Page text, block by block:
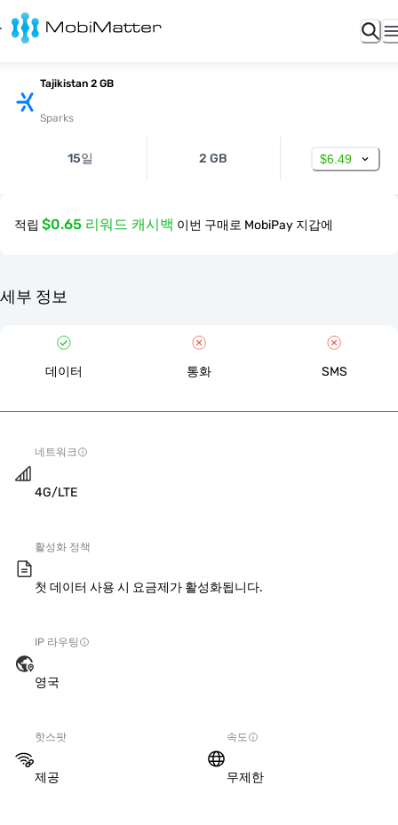
Tajikistan 2 GB
Sparks
15일 2 GB $6.49
적립 $0.65 리워드 캐시백 이번 구매로 MobiPay 지갑에
세부 정보
데이터 통화 SMS
네트워크
4G/LTE
활성화 정책
첫 데이터 사용 시 요금제가 활성화됩니다.
IP 라우팅
영국
핫스팟
제공
속도
무제한